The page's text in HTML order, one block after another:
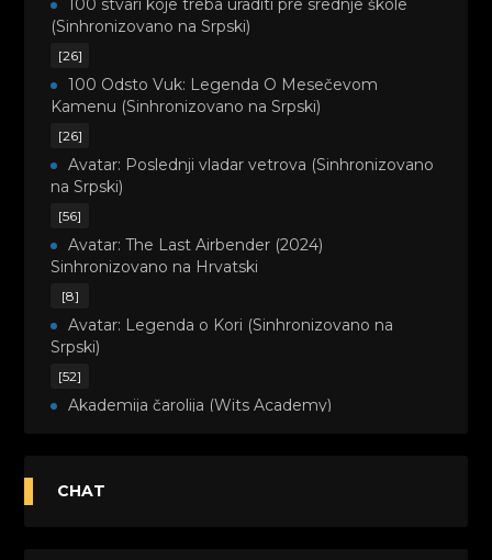
100 stvari koje treba uraditi pre srednje škole
(Sinhronizovano na Srpski)
[26]
100 Odsto Vuk: Legenda O Mesečevom
Kamenu (Sinhronizovano na Srpski)
[26]
Avatar: Poslednji vladar vetrova (Sinhronizovano
na Srpski)
[56]
Avatar: The Last Airbender (2024)
Sinhronizovano na Hrvatski
[8]
Avatar: Legenda o Kori (Sinhronizovano na
Srpski)
[52]
Akademija čarolija (Wits Academy)
Avanture Maje i Marka (Sinhronizovano na
CHAT